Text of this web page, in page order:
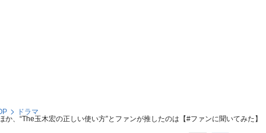
ドラマ
、“The玉木宏の正しい使い方”とファンが推したのは【#ファンに聞いてみた】